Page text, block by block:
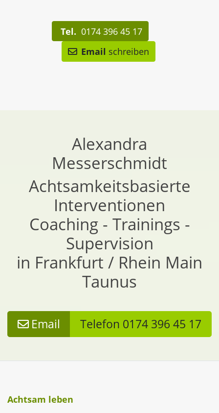
Tel. 0174 396 45 17
Email schreiben
Alexandra
Messerschmidt
Achtsamkeitsbasierte
Interventionen
Coaching - Trainings -
Supervision
in Frankfurt / Rhein Main
Taunus
Email Telefon 0174 396 45 17
Achtsam leben